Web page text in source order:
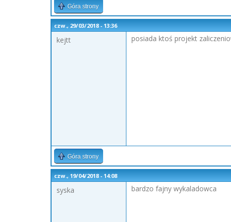
Góra strony
czw., 29/03/2018 - 13:36
kejtt
posiada ktoś projekt
Góra strony
czw., 19/04/2018 - 14:08
syska
bardzo fajny wykaladowca